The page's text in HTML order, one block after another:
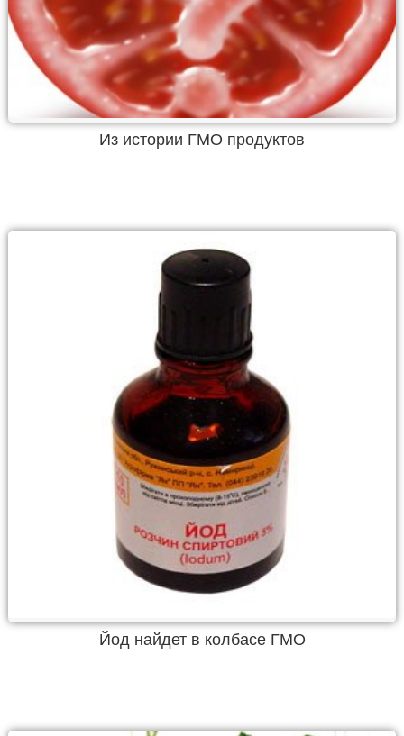
Из истории ГМО продуктов
Йод найдет в колбасе ГМО